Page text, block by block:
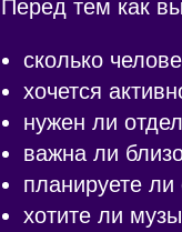
Перед тем как
сколько
хочется
нужен ли
важна ли
планируете ли
хотите ли